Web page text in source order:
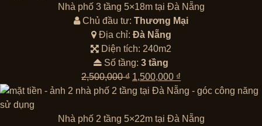
Nhà phố 3 tầng 5×18m tại Đà Nẵng
Chủ đầu tư: Thương Mại
Địa chỉ: Đà Nẵng
Diện tích: 240m2
Số tầng: 3 tầng
2,500,000₫ Giá
gốc
2,500,000 ₫.
1,500,000 ₫
hiện
là:
Nhà phố 2 tầng 5×22m tại Đà Nẵng